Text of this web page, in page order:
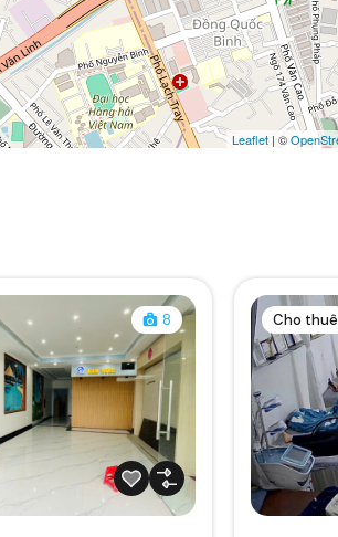
Leaflet | ©
8 Cho thuê